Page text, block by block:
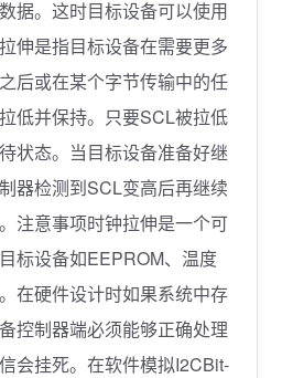
据。这时目标设备可以使用
伸是指目标设备在需要更多
后或在某个字节传输中的任
低并保持。只要SCL被拉低
状态。当目标设备准备好继
器检测到SCL变高后再继续
注意事项时钟拉伸是一个可
标设备如EEPROM、温度
在硬件设计时如果系统中存
控制器端必须能够正确处理
会挂死。在软件模拟I2CBit-